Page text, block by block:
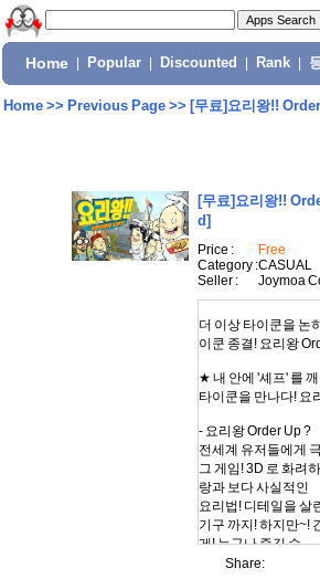
Home Popular Discounted Rank
Home>> Previous Page>> [무료]요리왕!!
[무료]요리왕!!
d]
Price :
Free
Category :CASUAL
Seller :
Joymoa
더 이상 타이쿤을 논
이쿤 종결! 요리왕
★ 내 안에 '셰프' 를
타이쿤을 만나다! 요
- 요리왕 Order Up ?
전세계 유저들에게
그 게임! 3D 로 화려
랑과 보다 사실적인
요리법! 디테일을 살
기구 까지! 하지만~!
게! 누구나 즐길 수
있는 타이쿤 게임 입
Share: